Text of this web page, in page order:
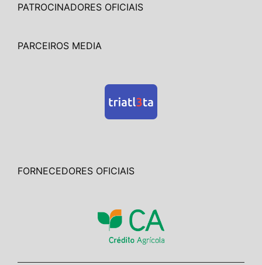
PATROCINADORES OFICIAIS
PARCEIROS MEDIA
FORNECEDORES OFICIAIS